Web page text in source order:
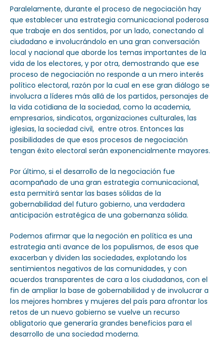
Paralelamente, durante el proceso de negociación hay
que establecer una estrategia comunicacional poderosa
que trabaje en dos sentidos, por un lado, conectando al
ciudadano e involucrándolo en una gran conversación
local y nacional que aborde los temas importantes de la
vida de los electores, y por otra, demostrando que ese
proceso de negociación no responde a un mero interés
político electoral, razón por la cual en ese gran diálogo se
involucra a líderes más allá de los partidos, personajes de
la vida cotidiana de la sociedad, como la academia,
empresarios, sindicatos, organizaciones culturales, las
iglesias, la sociedad civil, entre otros. Entonces las
posibilidades de que esos procesos de negociación
tengan éxito electoral serán exponencialmente mayores.
Por último, si el desarrollo de la negociación fue
acompañado de una gran estrategia comunicacional,
esta permitirá sentar las bases sólidas de la
gobernabilidad del futuro gobierno, una verdadera
anticipación estratégica de una gobernanza sólida.
Podemos afirmar que la negoción en política es una
estrategia anti avance de los populismos, de esos que
exacerban y dividen las sociedades, explotando los
sentimientos negativos de las comunidades, y con
acuerdos transparentes de cara a los ciudadanos, con el
fin de ampliar la base de gobernabilidad y de involucrar a
los mejores hombres y mujeres del país para afrontar los
retos de un nuevo gobierno se vuelve un recurso
obligatorio que generaría grandes beneficios para el
desarrollo de una sociedad moderna.